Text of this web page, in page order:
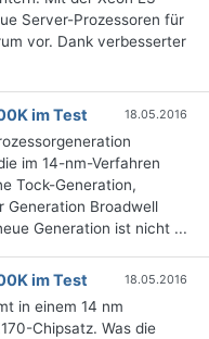
Server-Prozessoren für
vor. Dank verbesserter
im Test 18.05.2016
im 14-nm-Verfahren
Tock-Generation,
Generation Broadwell
Generation ist nicht ...
im Test 18.05.2016
in einem 14 nm
Chipsatz. Was die